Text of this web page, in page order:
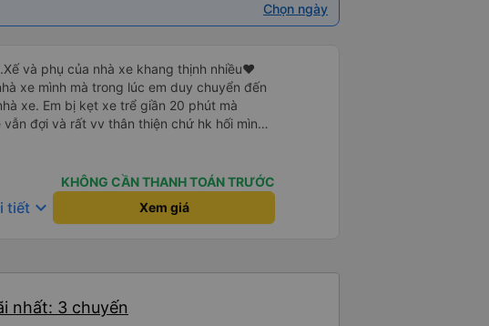
Chọn ngày
và phụ của nhà xe khang thịnh nhiều❤️
xe mình mà trong lúc em duy chuyển đến
xe. Em bị kẹt xe trể giần 20 phút mà
vẫn đợi và rất vv thân thiện chứ hk hối mình
xe 24p đôi . xe có
về quy nhơn xe dùng tới 3 trạm dùng chân
để mn đi wc ở cây xăng .và 1 trạm. Dùng
2 trạm dùng ở cây xăng để xe nộp nhiên
KHÔNG CẦN THANH TOÁN TRƯỚC
tiết keyboard_arrow_down Xem giá
nhất: 3 chuyến